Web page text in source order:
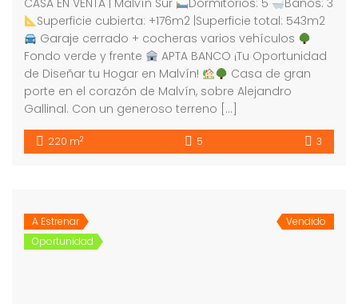
CASA EN VENTA | Malvín Sur Dormitorios: 5
Baños: 3
Superficie cubierta: +176m2 |Superficie total: 543m2
Garaje cerrado + cocheras varios vehículos
Fondo verde y frente
APTA BANCO ¡Tu Oportunidad
de Diseñar tu Hogar en Malvín!
Casa de gran
porte en el corazón de Malvín, sobre Alejandro
Gallinal. Con un generoso terreno […]
220 m2 5 3
A Estrenar
Oportunidad
Vendido